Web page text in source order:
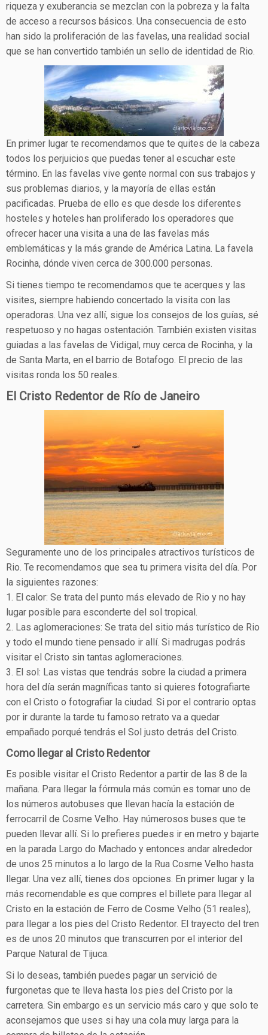
riqueza y exuberancia se mezclan con la pobreza y la falta
de acceso a recursos básicos. Una consecuencia de esto
han sido la proliferación de las favelas, una realidad social
que se han convertido también un sello de identidad de Rio.
En primer lugar te recomendamos que te quites de la cabeza
todos los perjuicios que puedas tener al escuchar este
término. En las favelas vive gente normal con sus trabajos y
sus problemas diarios, y la mayoría de ellas están
pacificadas. Prueba de ello es que desde los diferentes
hosteles y hoteles han proliferado los operadores que
ofrecer hacer una visita a una de las favelas más
emblemáticas y la más grande de América Latina. La favela
Rocinha, dónde viven cerca de 300.000 personas.
Si tienes tiempo te recomendamos que te acerques y las
visites, siempre habiendo concertado la visita con las
operadoras. Una vez allí, sigue los consejos de los guías, sé
respetuoso y no hagas ostentación. También existen visitas
guiadas a las favelas de Vidigal, muy cerca de Rocinha, y la
de Santa Marta, en el barrio de Botafogo. El precio de las
visitas ronda los 50 reales.
El Cristo Redentor de Río de Janeiro
Seguramente uno de los principales atractivos turísticos de
Rio. Te recomendamos que sea tu primera visita del día. Por
la siguientes razones:
1. El calor: Se trata del punto más elevado de Rio y no hay
lugar posible para esconderte del sol tropical.
2. Las aglomeraciones: Se trata del sitio más turístico de Rio
y todo el mundo tiene pensado ir allí. Si madrugas podrás
visitar el Cristo sin tantas aglomeraciones.
3. El sol: Las vistas que tendrás sobre la ciudad a primera
hora del día serán magníficas tanto si quieres fotografiarte
con el Cristo o fotografiar la ciudad. Si por el contrario optas
por ir durante la tarde tu famoso retrato va a quedar
empañado porqué tendrás el Sol justo detrás del Cristo.
Como llegar al Cristo Redentor
Es posible visitar el Cristo Redentor a partir de las 8 de la
mañana. Para llegar la fórmula más común es tomar uno de
los números autobuses que llevan hacía la estación de
ferrocarril de Cosme Velho. Hay númerosos buses que te
pueden llevar allí. Si lo prefieres puedes ir en metro y bajarte
en la parada Largo do Machado y entonces andar alrededor
de unos 25 minutos a lo largo de la Rua Cosme Velho hasta
llegar. Una vez allí, tienes dos opciones. En primer lugar y la
más recomendable es que compres el billete para llegar al
Cristo en la estación de Ferro de Cosme Velho (51 reales),
para llegar a los pies del Cristo Redentor. El trayecto del tren
es de unos 20 minutos que transcurren por el interior del
Parque Natural de Tijuca.
Si lo deseas, también puedes pagar un servició de
furgonetas que te lleva hasta los pies del Cristo por la
carretera. Sin embargo es un servicio más caro y que solo te
aconsejamos que uses si hay una cola muy larga para la